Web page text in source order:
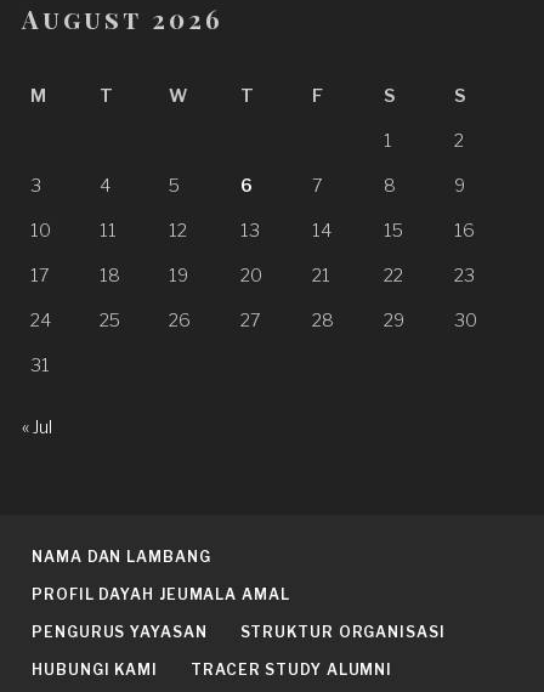
August 2026
M T W T F S S
1 2
3 4 5 6 7 8 9
10 11 12 13 14 15 16
17 18 19 20 21 22 23
24 25 26 27 28 29 30
31
« Jul
NAMA DAN LAMBANG
PROFIL DAYAH JEUMALA AMAL
PENGURUS YAYASAN STRUKTUR ORGANISASI
HUBUNGI KAMI TRACER STUDY ALUMNI